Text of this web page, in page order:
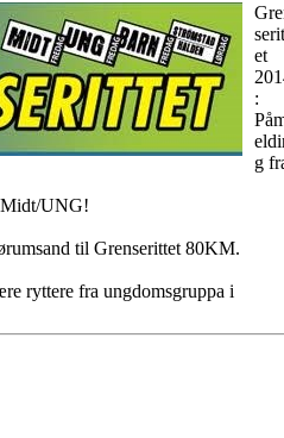
et
:
g
Midt/UNG!
til Grenserittet 80KM.
ryttere fra ungdomsgruppa i